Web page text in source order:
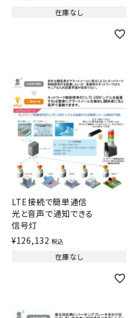
在庫なし
LTE接続で簡単通信
光と音声で通知できる
信号灯
¥126,132 税込
在庫なし